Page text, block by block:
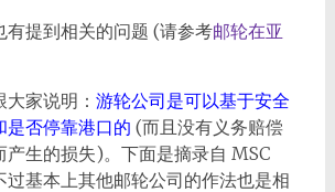
有提到相关的问题 (请参考邮轮在亚
家说明： 游轮公司是可以基于安全
是否停靠港口的 (而且没有义务赔偿
产生的损失)。下面是摘录自 MSC
过基本上其他邮轮公司的作法也是相